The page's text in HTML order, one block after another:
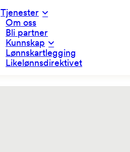
Tjenester
Om oss
Bli partner
Kunnskap
Lønnskartlegging
Likelønnsdirektivet